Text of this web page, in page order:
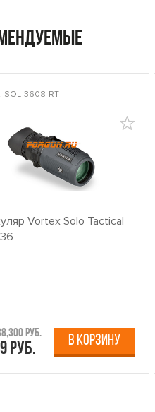
SOL-3608-RT
Vortex Solo Tactical
руб.
руб. В КОРЗИНУ